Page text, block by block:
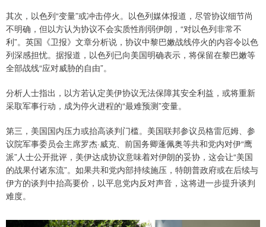
其次，以色列“变量”或冲击停火。以色列媒体报道，尽管协议细节尚
不明确，但以方认为协议不会实质性削弱伊朗，“对以色列非常不
利”。英国《卫报》文章分析说，协议中黎巴嫩战线停火的内容令以色
列深感担忧。据报道，以色列已向美国明确表示，将保留在黎巴嫩等
全部战线“应对威胁的自由”。
分析人士指出，以方若认定美伊协议无法保障其安全利益，或将重新
采取军事行动，成为停火进程的“最难预测”变量。
第三，美国国内压力或抬高谈判门槛。美国联邦参议员格雷厄姆、参
议院军事委员会主席罗杰·威克、前国务卿蓬佩奥等共和党内对伊“鹰
派”人士公开批评，美伊达成协议意味着对伊朗的妥协，这会让“美国
的战果付诸东流”。如果共和党内部持续施压，特朗普政府或在后续与
伊方的谈判中抬高要价，以平息党内反对声音，这将进一步提升谈判
难度。